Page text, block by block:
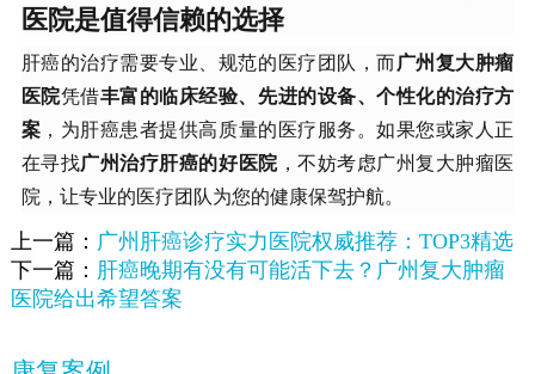
医院是值得信赖的选择
肝癌的治疗需要专业、规范的医疗团队，而广州复大肿瘤
医院凭借丰富的临床经验、先进的设备、个性化的治疗方
案 ，为肝癌患者提供高质量的医疗服务。如果您或家人正
在寻找广州治疗肝癌的好医院，不妨考虑广州复大肿瘤医
院，让专业的医疗团队为您的健康保驾护航。
上一篇： 广州肝癌诊疗实力医院权威推荐：TOP3精选
下一篇： 肝癌晚期有没有可能活下去？广州复大肿瘤
医院给出希望答案